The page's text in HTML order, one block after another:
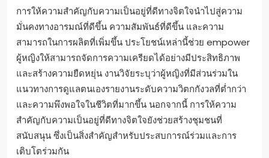
การให้ความสำคัญกับความเป็นอยู่ที่ดีทางจิตใจนำไปสู่ความ
มั่นคงทางอารมณ์ที่ดีขึ้น ความสัมพันธ์ที่ดีขึ้น และความ
สามารถในการผลิตที่เพิ่มขึ้น ประโยชน์เหล่านี้ช่วย empower
ผู้หญิงให้สามารถจัดการความเครียดได้อย่างมีประสิทธิภาพ
และสร้างความยืดหยุ่น งานวิจัยระบุว่าผู้หญิงที่มีส่วนร่วมใน
แนวทางการดูแลตนเองรายงานระดับความวิตกกังวลที่ต่ำกว่า
และความพึงพอใจในชีวิตที่มากขึ้น นอกจากนี้ การให้ความ
สำคัญกับความเป็นอยู่ที่ดีทางจิตใจยังช่วยสร้างชุมชนที่
สนับสนุน ซึ่งเป็นสิ่งสำคัญสำหรับประสบการณ์ร่วมและการ
เติบโตร่วมกัน